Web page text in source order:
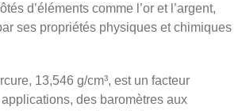
d’éléments comme l’or et l’argent,
ses propriétés physiques et chimiques
13,546 g/cm³, est un facteur
des baromètres aux